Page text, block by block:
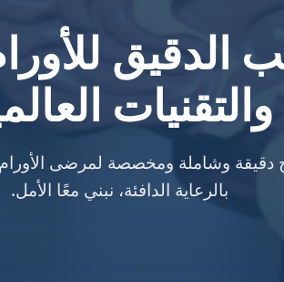
الدقيق
والتقنيات
وشاملة ومخصصة لمرضى
بالرعاية الدافئة، نبني معًا الأمل.